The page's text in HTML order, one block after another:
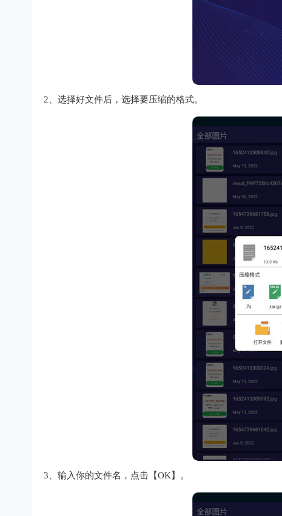
2、选择好文件后，选择要压缩的格式。
3、输入你的文件名，点击【OK】。